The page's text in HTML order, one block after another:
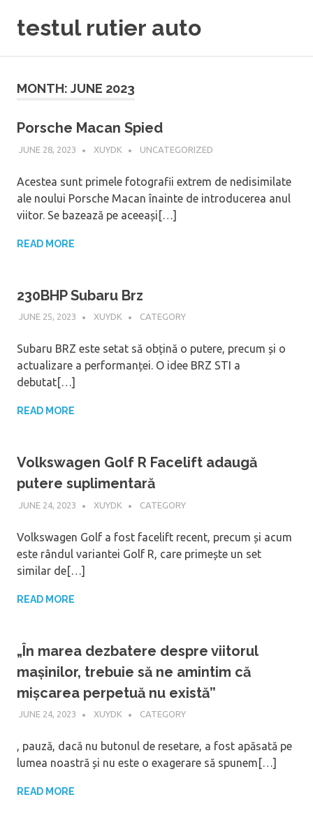
testul rutier auto
MONTH: JUNE 2023
Porsche Macan Spied
JUNE 28, 2023 XUYDK UNCATEGORIZED
Acestea sunt primele fotografii extrem de nedisimilate
ale noului Porsche Macan înainte de introducerea anul
viitor. Se bazează pe aceeași[…]
READ MORE
230BHP Subaru Brz
JUNE 25, 2023 XUYDK CATEGORY
Subaru BRZ este setat să obțină o putere, precum și o
actualizare a performanței. O idee BRZ STI a
debutat[…]
READ MORE
Volkswagen Golf R Facelift adaugă
putere suplimentară
JUNE 24, 2023 XUYDK CATEGORY
Volkswagen Golf a fost facelift recent, precum și acum
este rândul variantei Golf R, care primește un set
similar de[…]
READ MORE
„În marea dezbatere despre viitorul
mașinilor, trebuie să ne amintim că
mișcarea perpetuă nu există”
JUNE 24, 2023 XUYDK CATEGORY
, pauză, dacă nu butonul de resetare, a fost apăsată pe
lumea noastră și nu este o exagerare să spunem[…]
READ MORE